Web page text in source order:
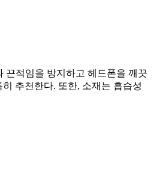
끈적임을 방지하고 헤드폰을 깨끗
추천한다. 또한, 소재는 흡습성